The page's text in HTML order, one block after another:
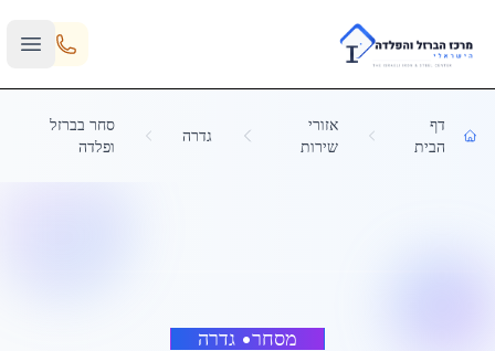
Skip to main content
דף
הבית
אזורי
שירות
גדרה
סחר בברזל
ופלדה
מסחר• גדרה